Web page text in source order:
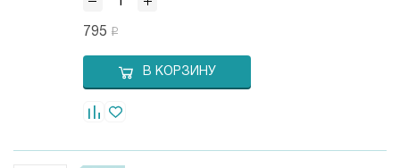
795
В КОРЗИНУ